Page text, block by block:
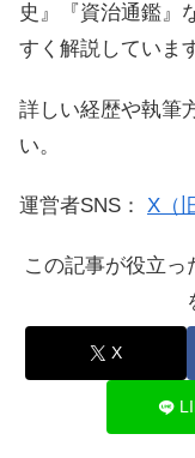
史』『資治通鑑』
すく解説していま
詳しい経歴や執筆
い。
運営者SNS： X（
この記事が役立っ
X